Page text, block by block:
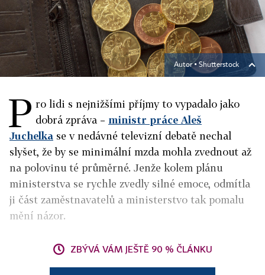
Autor ▪ Shutterstock
P ro lidi s nejnižšími příjmy to vypadalo jako
dobrá zpráva – ministr práce Aleš
Juchelka se v nedávné televizní debatě nechal
slyšet, že by se minimální mzda mohla zvednout až
na polovinu té průměrné. Jenže kolem plánu
ministerstva se rychle zvedly silné emoce, odmítla
ji část zaměstnavatelů a ministerstvo tak pomalu
mění názor.
ZBÝVÁ VÁM JEŠTĚ 90 % ČLÁNKU